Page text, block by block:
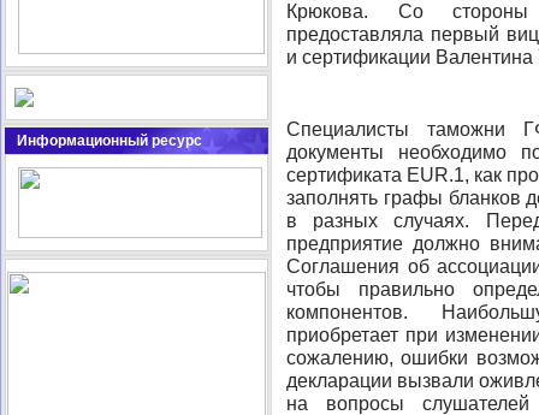
Информационный ресурс
Крюкова. Со стороны
предоставляла первый
и сертификации Валентина
Специалисты таможни
документы необходимо
сертификата EUR.1, как
заполнять графы бланков
в разных случаях.
предприятие должно
Соглашения об
чтобы правильно
компонентов.
приобретает при
сожалению, ошибки
декларации вызвали
на вопросы